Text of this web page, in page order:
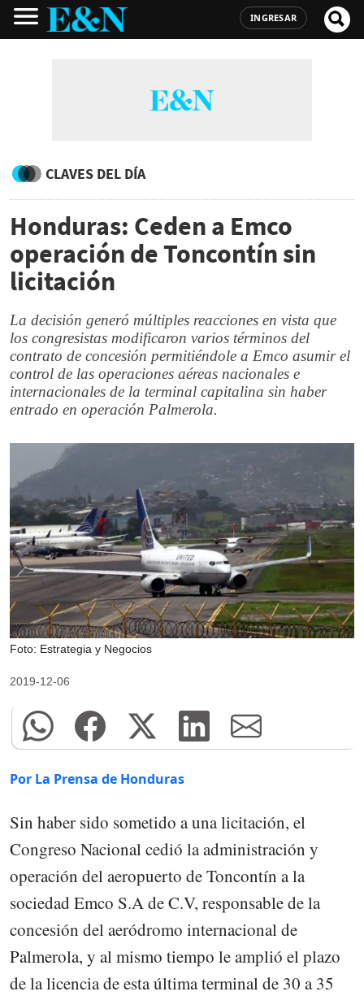
INGRESAR
CLAVES DEL DÍA
Honduras: Ceden a Emco
operación de Toncontín sin
licitación
La decisión generó múltiples reacciones en vista que
los congresistas modificaron varios términos del
contrato de concesión permitiéndole a Emco asumir el
control de las operaciones aéreas nacionales e
internacionales de la terminal capitalina sin haber
entrado en operación Palmerola.
Foto: Estrategia y Negocios
2019-12-06
Por La Prensa de Honduras
Sin haber sido sometido a una licitación, el
Congreso Nacional cedió la administración y
operación del aeropuerto de Toncontín a la
sociedad Emco S.A de C.V, responsable de la
concesión del aeródromo internacional de
Palmerola, y al mismo tiempo le amplió el plazo
de la licencia de esta última terminal de 30 a 35